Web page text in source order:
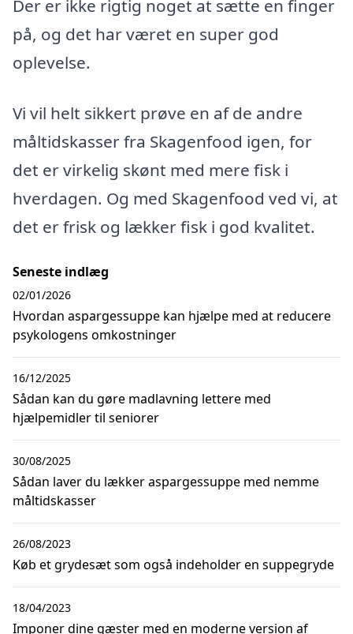
Der er ikke rigtig noget at sætte en finger
på, og det har været en super god
oplevelse.
Vi vil helt sikkert prøve en af de andre
måltidskasser fra Skagenfood igen, for
det er virkelig skønt med mere fisk i
hverdagen. Og med Skagenfood ved vi, at
det er frisk og lækker fisk i god kvalitet.
Seneste indlæg
Hvordan aspargessuppe kan hjælpe med at reducere
psykologens omkostninger
02/01/2026
Sådan kan du gøre madlavning lettere med
hjælpemidler til seniorer
16/12/2025
Sådan laver du lækker aspargessuppe med nemme
måltidskasser
30/08/2025
Køb et grydesæt som også indeholder en suppegryde
26/08/2023
Imponer dine gæster med en moderne version af
18/04/2023